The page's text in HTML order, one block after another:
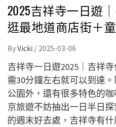
2025吉祥寺一日遊
逛最地道商店街＋
ByVicki / 2025-03-06
吉祥寺一日遊2025｜吉祥
需30分鐘左右就可以到達
公園外，還有很多特色的
京旅遊不妨抽出一日半日
的週末好去處，吉祥寺有